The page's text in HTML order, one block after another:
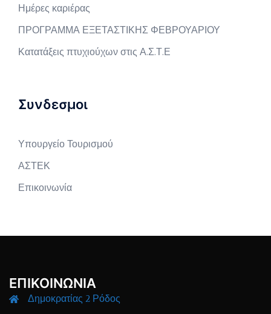
Ημέρες καριέρας
ΠΡΟΓΡΑΜΜΑ ΕΞΕΤΑΣΤΙΚΗΣ ΦΕΒΡΟΥΑΡΙΟΥ
Κατατάξεις πτυχιούχων στις Α.Σ.Τ.Ε
Συνδεσμοι
Υπουργείο Τουρισμού
ΑΣΤΕΚ
Επικοινωνία
ΕΠΙΚΟΙΝΩΝΙΑ
Δημοκρατίας 2 Ρόδος